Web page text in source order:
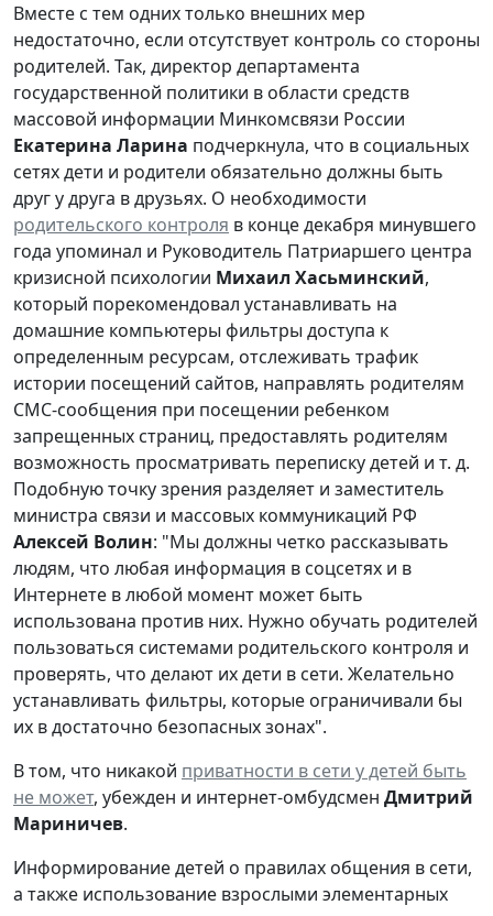
Вместе с тем одних только внешних мер
недостаточно, если отсутствует контроль со стороны
родителей. Так, директор департамента
государственной политики в области средств
массовой информации Минкомсвязи России
Екатерина Ларина подчеркнула, что в социальных
сетях дети и родители обязательно должны быть
друг у друга в друзьях. О необходимости
родительского контроля в конце декабря минувшего
года упоминал и Руководитель Патриаршего центра
кризисной психологии Михаил Хасьминский,
который порекомендовал устанавливать на
домашние компьютеры фильтры доступа к
определенным ресурсам, отслеживать трафик
истории посещений сайтов, направлять родителям
СМС-сообщения при посещении ребенком
запрещенных страниц, предоставлять родителям
возможность просматривать переписку детей и т. д.
Подобную точку зрения разделяет и заместитель
министра связи и массовых коммуникаций РФ
Алексей Волин: "Мы должны четко рассказывать
людям, что любая информация в соцсетях и в
Интернете в любой момент может быть
использована против них. Нужно обучать родителей
пользоваться системами родительского контроля и
проверять, что делают их дети в сети. Желательно
устанавливать фильтры, которые ограничивали бы
их в достаточно безопасных зонах".
В том, что никакой приватности в сети у детей быть
не может, убежден и интернет-омбудсмен Дмитрий
Мариничев.
Информирование детей о правилах общения в сети,
а также использование взрослыми элементарных